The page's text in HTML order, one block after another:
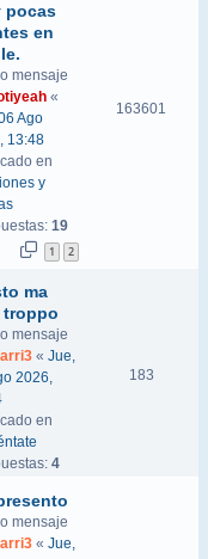
pocas
en
mensaje
«
Ago
13:48
en
y
19
1 2
163601
ma
troppo
mensaje
« Jue,
2026,
en
4
183
mensaje
« Jue,